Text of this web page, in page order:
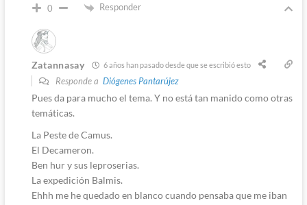
0 Responder
Zatannasay 6 años han pasado desde que se escribió esto
Responde a Diógenes Pantarújez
Pues da para mucho el tema. Y no está tan manido como otras
temáticas.
La Peste de Camus.
El Decameron.
Ben hur y sus leproserias.
La expedición Balmis.
Ehhh me he quedado en blanco cuando pensaba que me iban